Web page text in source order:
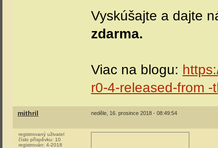
Vyskúšajte a dajte
zdarma.
Viac na blogu:
r0-4-released-from
mithril neděle, 16. prosince 2018 - 08:49:54
registrovaný uživatel
číslo příspěvku: 10
registrován: 4-2018